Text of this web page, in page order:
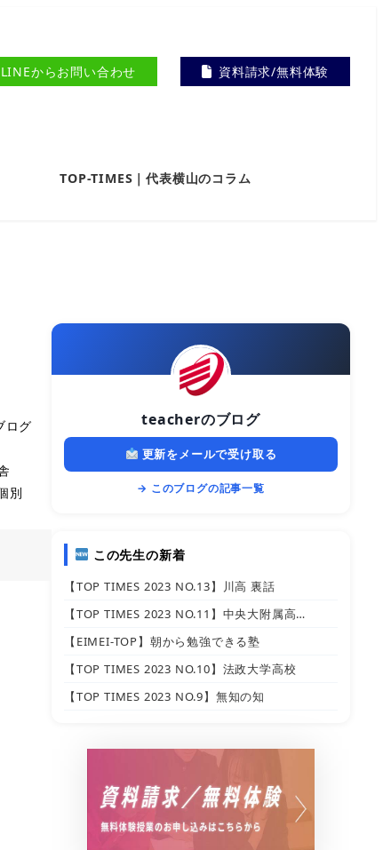
からお問い合わせ 資料請求/無料体験
TOP-TIMES｜代表横山のコラム
ログ
別
teacherのブログ
更新をメールで受け取る
→ このブログの記事一覧
この先生の新着
【TOP TIMES 2023 NO.13】川高 裏話
【TOP TIMES 2023 NO.11】中央大附属高…
【EIMEI-TOP】朝から勉強できる塾
【TOP TIMES 2023 NO.10】法政大学高校
【TOP TIMES 2023 NO.9】無知の知